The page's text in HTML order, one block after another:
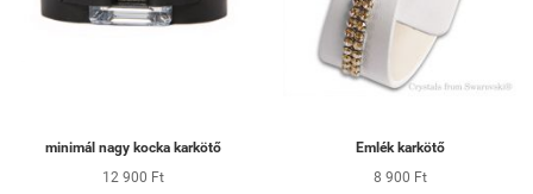
minimál nagy kocka karkötő
12 900 Ft
Emlék karkötő
8 900 Ft